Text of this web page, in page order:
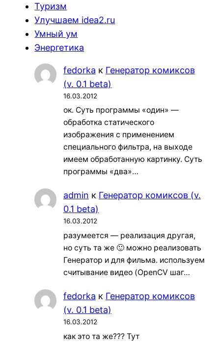
Туризм
Улучшаем idea2.ru
Умный ум
Энергетика
fedorka к Генератор комиксов
(v. 0.1 beta)
16.03.2012
ок. Суть программы «один» —
обработка статического
изображения с применением
специального фильтра, на выходе
имеем обработанную картинку. Суть
программы «два»…
admin к Генератор комиксов (v.
0.1 beta)
16.03.2012
разумеется — реализация другая,
но суть та же 🙂 можно реализовать
Генератор и для фильма. используем
считывание видео (OpenCV шаг…
fedorka к Генератор комиксов
(v. 0.1 beta)
16.03.2012
как это та же??? Тут